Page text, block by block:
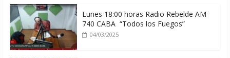
Lunes 18:00 horas Radio Rebelde AM
740 CABA “Todos los Fuegos”
04/03/2025